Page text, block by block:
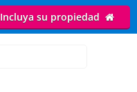
Incluya su propiedad